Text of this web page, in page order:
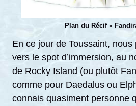
Plan du Récif «
En ce jour de Toussaint,
vers le spot d’immersion, au
de Rocky Island (ou plutôt
comme pour Daedalus ou
connais quasiment personne